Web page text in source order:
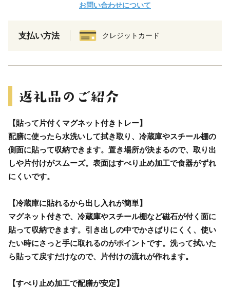
お問い合わせについて
支払い方法 クレジットカード
【貼って片付くマグネット付きトレー】
配膳に使ったら水洗いして拭き取り、冷蔵庫やスチール棚の
側面に貼って収納できます。置き場所が決まるので、取り出
しや片付けがスムーズ。表面はすべり止め加工で食器がずれ
にくいです。
【冷蔵庫に貼れるから出し入れが簡単】
マグネット付きで、冷蔵庫やスチール棚など磁石が付く面に
貼って収納できます。引き出しの中でかさばりにくく、使い
たい時にさっと手に取れるのがポイントです。洗って拭いた
ら貼って戻すだけなので、片付けの流れが作れます。
【すべり止め加工で配膳が安定】